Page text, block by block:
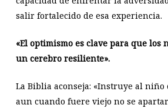
salir fortalecido de esa experiencia.
«El optimismo es clave para que los
un cerebro resiliente».
La Biblia aconseja: «Instruye al niño
aun cuando fuere viejo no se